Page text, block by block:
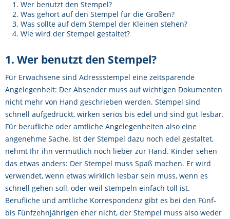
Wer benutzt den Stempel?
Was gehört auf den Stempel für die Großen?
Was sollte auf dem Stempel der Kleinen stehen?
Wie wird der Stempel gestaltet?
1. Wer benutzt den Stempel?
Für Erwachsene sind Adressstempel eine zeitsparende
Angelegenheit: Der Absender muss auf wichtigen Dokumenten
nicht mehr von Hand geschrieben werden. Stempel sind
schnell aufgedrückt, wirken seriös bis edel und sind gut lesbar.
Für berufliche oder amtliche Angelegenheiten also eine
angenehme Sache. Ist der Stempel dazu noch edel gestaltet,
nehmt Ihr ihn vermutlich noch lieber zur Hand. Kinder sehen
das etwas anders: Der Stempel muss Spaß machen. Er wird
verwendet, wenn etwas wirklich lesbar sein muss, wenn es
schnell gehen soll, oder weil stempeln einfach toll ist.
Berufliche und amtliche Korrespondenz gibt es bei den Fünf-
bis Fünfzehnjährigen eher nicht, der Stempel muss also weder